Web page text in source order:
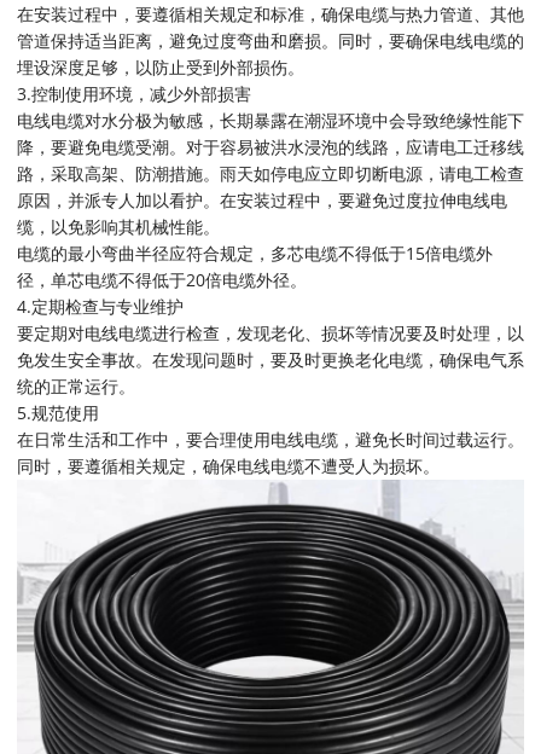
在安装过程中，要遵循相关规定和标准，确保电缆与热力管道、其他
管道保持适当距离，避免过度弯曲和磨损。同时，要确保电线电缆的
埋设深度足够，以防止受到外部损伤。
3.控制使用环境，减少外部损害‌
电线电缆对水分极为敏感，长期暴露在潮湿环境中会导致绝缘性能下
降，要避免电缆受潮。对于容易被洪水浸泡的线路，应请电工迁移线
路，采取高架、防潮措施。雨天如停电应立即切断电源，请电工检查
原因，并派专人加以看护。在安装过程中，要避免过度拉伸电线电
缆，以免影响其机械性能。
电缆的最小弯曲半径应符合规定，多芯电缆不得低于15倍电缆外
径，单芯电缆不得低于20倍电缆外径。
4‌.定期检查与专业维护‌
要定期对电线电缆进行检查，发现老化、损坏等情况要及时处理，以
免发生安全事故。在发现问题时，要及时更换老化电缆，确保电气系
统的正常运行。
5.规范使用
在日常生活和工作中，要合理使用电线电缆，避免长时间过载运行。
同时，要遵循相关规定，确保电线电缆不遭受人为损坏。